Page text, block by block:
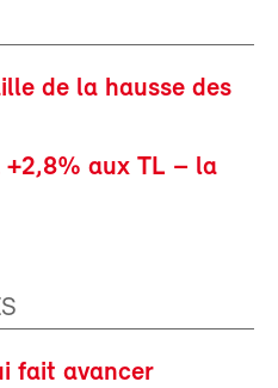
de la hausse des
aux TL – la
fait avancer